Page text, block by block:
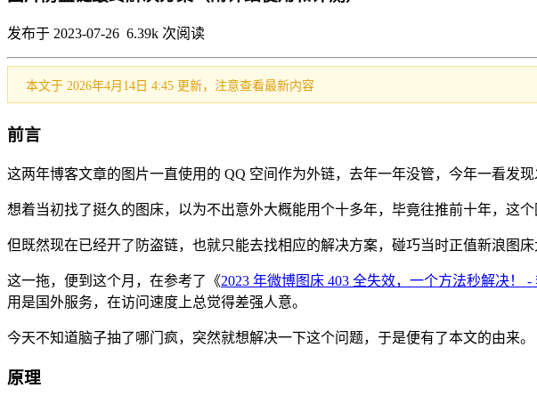
发布于 2023-07-26 6.39k 次阅读
本文于 2026年4月14日 4:45 更新，注意查看最新内容
前言
这两年博客文章的图片一直使用的 QQ 空间作为外链，去年一年没管，今年一看发现
想着当初找了挺久的图床，以为不出意外大概能用个十多年，毕竟往推前十年，这
但既然现在已经开了防盗链，也就只能去找相应的解决方案，碰巧当时正值新浪图
这一拖，便到这个月，在参考了《2023 年微博图床 403 全失效，一个方法秒解决！
用是国外服务，在访问速度上总觉得差强人意。
今天不知道脑子抽了哪门疯，突然就想解决一下这个问题，于是便有了本文的由来。
原理